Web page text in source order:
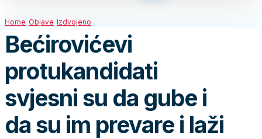
Home Objave Izdvojeno
Bećirovićevi
protukandidati
svjesni su da gube i
da su im prevare i laži